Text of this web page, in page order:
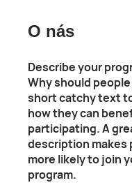
O nás
Describe your
Why should
short catchy text
how they can
participating. A
description makes
more likely to join
program.